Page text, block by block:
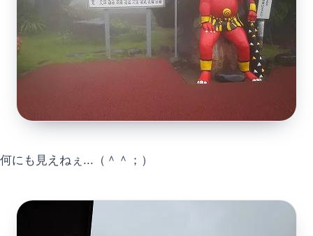
何にも見えねぇ...（＾＾；）